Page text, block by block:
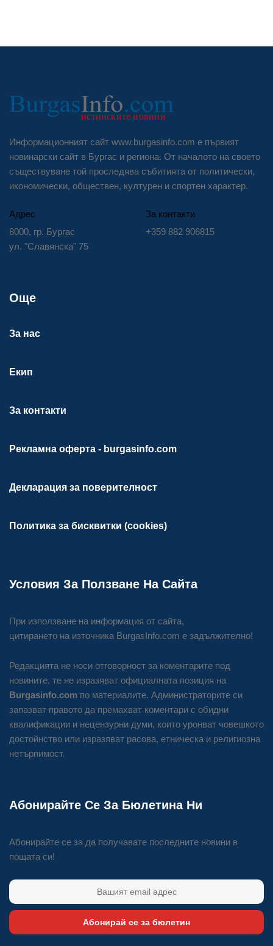
Информационният сайт www.burgasinfo.com е първият
новинарски сайт в Бургас и региона. От началото на своето
съществуване той проследява събитията от политически,
икономически, обществен, културен и спортен характер.
Адрес
8000, гр. Бургас
ул. "Славянска" 75
За контакти
+359 882 906815
Още
За нас
Екип
За контакти
Рекламна оферта - burgasinfo.com
Декларация за поверителност
Политика за бисквитки (cookies)
Условия За Ползване На Сайта
При използване на информация от сайта,
цитирането на източника BurgasInfo.com е задължително!
Редакцията не носи отговорност за коментарите под
новините, те не изразяват официалната позиция на
Burgasinfo.com по материалите. Администраторите си
запазват правото да премахват коментари с обидни
квалификации и нецензурни думи, които уронват човешкото
достойнство или изразяват расова, етническа и религиозна
нетърпимост.
Абонирайте Се За Бюлетина Ни
Абонирайте се за да получавате последните новини в
пощата си!
Абонирай се за бюлетин